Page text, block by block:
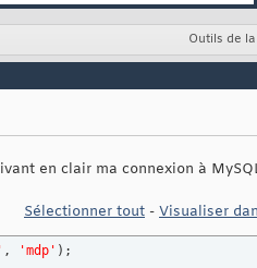
Outils de
en clair ma connexion à
Sélectionner tout - Visualiser
, 'mdp' ) ;